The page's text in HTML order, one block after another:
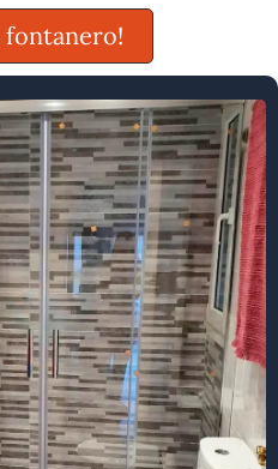
fontanero!